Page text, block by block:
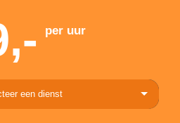
per uur
een dienst